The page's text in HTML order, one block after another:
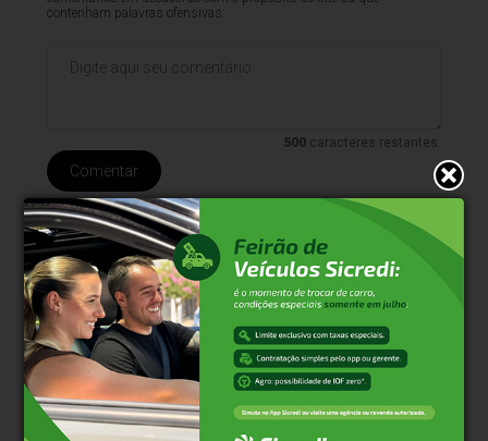
contenham palavras ofensivas.
500 caracteres restantes.
Comentar